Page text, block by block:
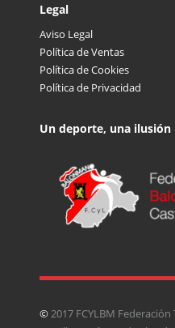
Legal
Aviso Legal
Política de Ventas
Política de Cookies
Política de Privacidad
Un deporte, una ilusión
©2017 FCYLBM